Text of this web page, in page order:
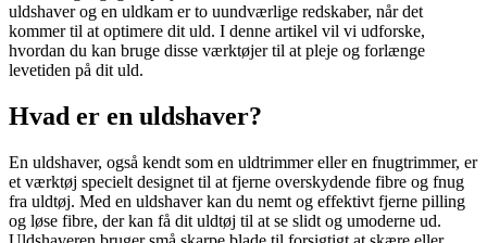
uldshaver og en uldkam er to uundværlige redskaber, når det
kommer til at optimere dit uld. I denne artikel vil vi udforske,
hvordan du kan bruge disse værktøjer til at pleje og forlænge
levetiden på dit uld.
Hvad er en uldshaver?
En uldshaver, også kendt som en uldtrimmer eller en fnugtrimmer, er
et værktøj specielt designet til at fjerne overskydende fibre og fnug
fra uldtøj. Med en uldshaver kan du nemt og effektivt fjerne pilling
og løse fibre, der kan få dit uldtøj til at se slidt og umoderne ud.